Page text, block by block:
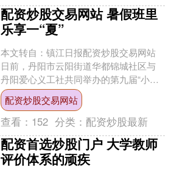
配资炒股交易网站 暑假班里
乐享一“夏”
本文转自：镇江日报配资炒股交易网站
日前，丹阳市云阳街道华都锦城社区与
丹阳爱心义工社共同举办的第九届“小雏
鹰暑假班”正式开班，将开展为期一个月
的暑期托管服务。本....
配资炒股交易网站
查看： 152 分类： 配资炒股最新
配资首选炒股门户 大学教师
评价体系的顽疾